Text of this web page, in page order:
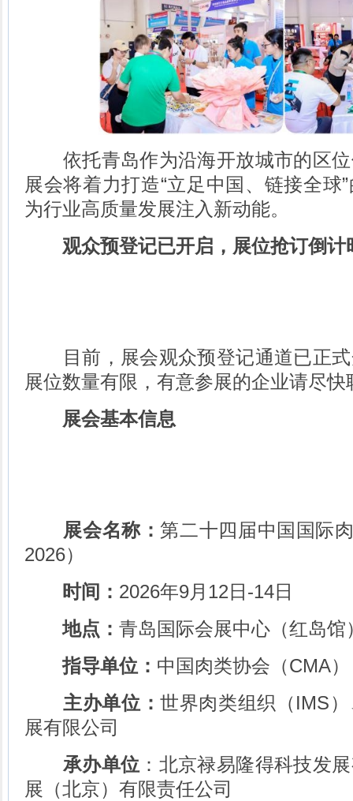
依托青岛作为沿海开放城市的区位
展会将着力打造“立足中国、链接全球
为行业高质量发展注入新动能。
观众预登记已开启，展位抢订倒计
目前，展会观众预登记通道已正式
展位数量有限，有意参展的企业请尽快
展会基本信息
展会名称： 第二十四届中国国际
2026）
时间： 2026年9月12日-14日
地点： 青岛国际会展中心（红岛馆
指导单位： 中国肉类协会（CMA）
主办单位：世界肉类组织（IMS
展有限公司
承办单位 ：北京禄易隆得科技发
展（北京）有限责任公司